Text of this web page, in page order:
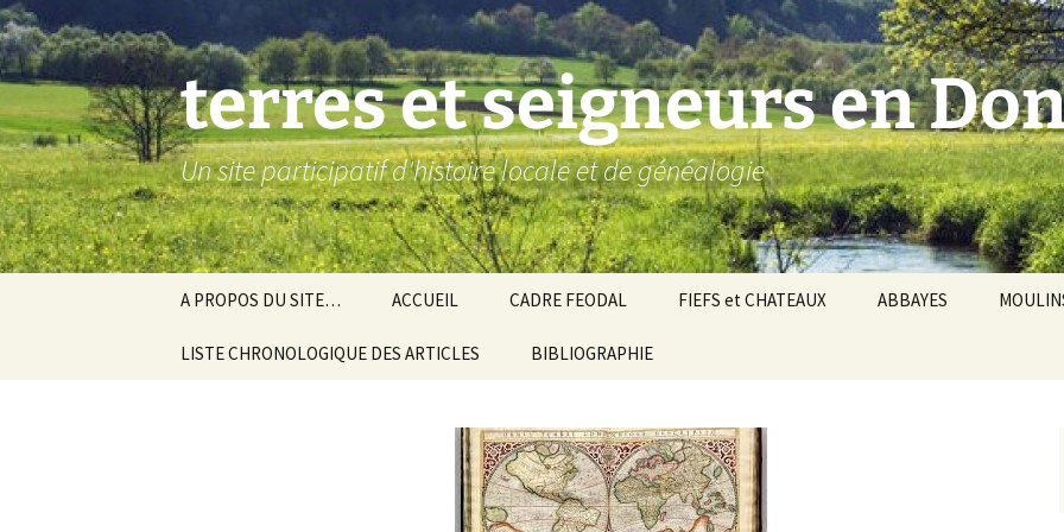
Aller
au
contenu
terres et seigneurs en
Un site participatif d'histoire locale et de généalogie
A PROPOS DU SITE… ACCUEIL CADRE FEODAL
Baronnie de Donzy
Comté-duché de Nevers
Grands fiefs voisins Baronnie de Toucy
FIEFS et CHATEAUX ABBAYES
LISTE CHRONOLOGIQUE DES ARTICLES BIBLIOGRAPHIE